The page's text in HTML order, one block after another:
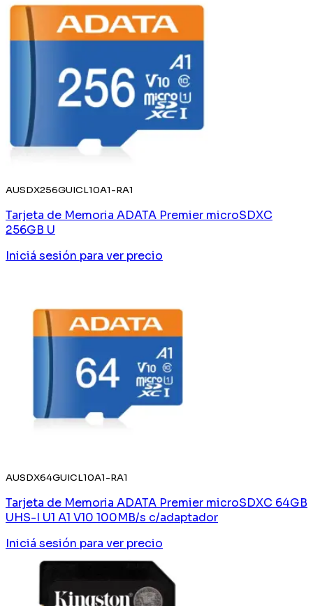
AUSDX256GUICL10A1-RA1
Tarjeta de Memoria ADATA Premier microSDXC
256GB U
Iniciá sesión para ver precio
AUSDX64GUICL10A1-RA1
Tarjeta de Memoria ADATA Premier microSDXC 64GB
UHS-I U1 A1 V10 100MB/s c/adaptador
Iniciá sesión para ver precio